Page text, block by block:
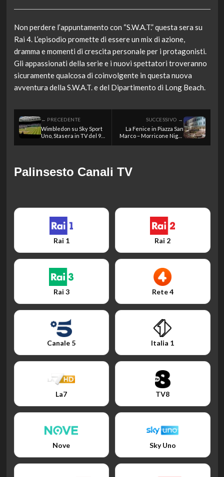
Non perdere l’appuntamento con “S.W.A.T.” questa sera su
Rai 4. L’episodio promette di essere un mix di azione,
dramma e momenti di crescita personale per i protagonisti.
Gli appassionati della serie e i nuovi spettatori troveranno
sicuramente qualcosa di coinvolgente in questa nuova
avventura della S.W.A.T. e del Dipartimento di Long Beach.
← PRECEDENTE
Wimbledon su Sky Sport
Uno, Stasera in TV del 9
SUCCESSIVO →
La Fenice in Piazza San
Marco – Morricone Night
Palinsesto Canali TV
Rai 1 Rai 2
Rai 3 Rete 4
Canale 5 Italia 1
La7 TV8
Nove Sky Uno